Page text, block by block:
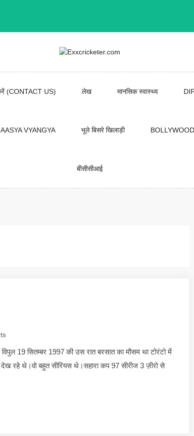
(CONTACT US) लेख मानसिक स्वास्थ्य
VYANGYA भूले बिसरे खिलाड़ी BOLLYWOOD
बीसीसीआई
19 सितम्बर 1997 की उस रात बरसात का मौसम था टोरंटो में
रहे थे।वो बहुत सीरियस थे।सहारा कप 97 सीरीज 3 ज़ीरो से